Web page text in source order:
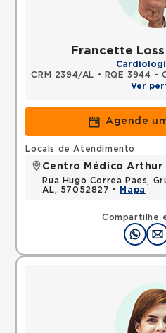
Francette
CRM 2394/AL • RQE 3944 -
Ver
Agende
Compartilhe
Locais de Atendimento
Centro Médico Arthur
Rua Hugo Correa Paes,
AL, 57052827 •
Mapa